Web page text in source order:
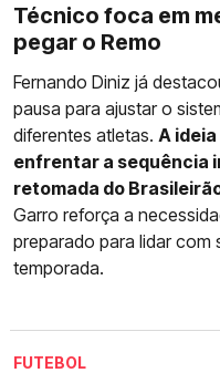
Técnico foca em
pegar o Remo
Fernando Diniz já
pausa para ajustar o
diferentes atletas. A
enfrentar a sequência
retomada do
Garro reforça a
preparado para lidar com
temporada.
FUTEBOL